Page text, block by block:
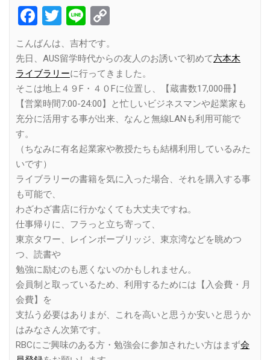
Facebook
Twitter
Line
こんばんは、吉村です。
先日、AUS留学時代からの友人のお誘いで初めて六本木
ライブラリーに行ってきました。
そこは地上４９F・４０Fに位置し、【蔵書数17,000冊】
【営業時間7:00-24:00】と忙しいビジネスマンや起業家も
充分に活用する事が出来、なんと無線LANも利用可能で
す。
（ちなみに有名起業家や教授たちも結構利用しているみた
いです）
ライブラリーの書籍を気に入った場合、それを購入する事
も可能で、
わざわざ書店に行かなくても大丈夫ですね。
仕事帰りに、フラっと立ち寄って、
東京タワー、レインボーブリッジ、東京湾などを眺めつ
つ、読書や
勉強に励むのも悪くないのかもしれません。
会員制と取っているため、利用するためには【入会費・月
会費】を
支払う必要はありまが、これを高いと思うか安いと思うか
はみなさん次第です。
RBCにご興味のある方・勉強会に参加されたい方はまず会